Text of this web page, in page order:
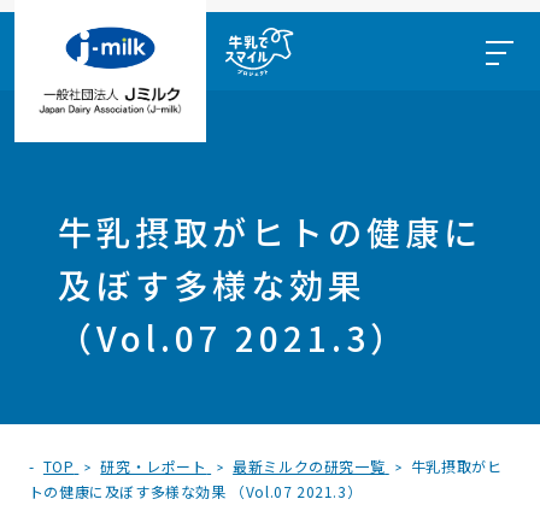
牛乳摂取がヒトの健康に
及ぼす多様な効果
（Vol.07 2021.3）
TOP 研究・レポート 最新ミルクの研究一覧
牛乳摂取がヒ
トの健康に及ぼす多様な効果 （Vol.07 2021.3）